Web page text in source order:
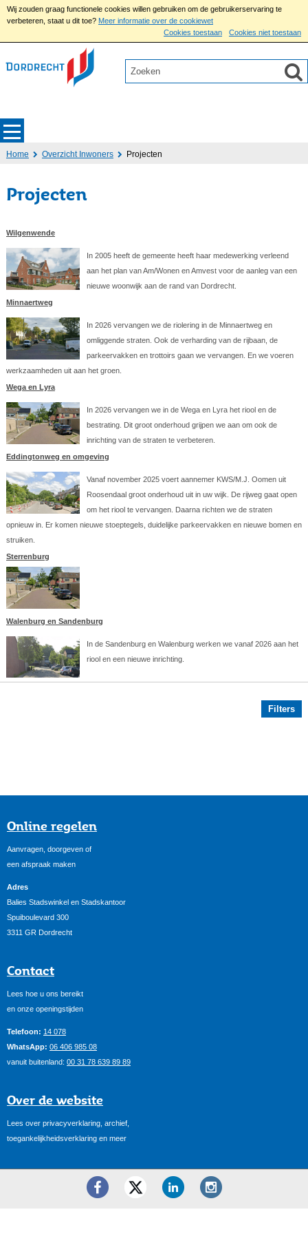
Wij zouden graag functionele cookies willen gebruiken om de gebruikerservaring te
verbeteren, staat u dit toe? Meer informatie over de cookiewet
Cookies toestaan
Cookies niet toestaan
Home Overzicht Inwoners Projecten
Projecten
Wilgenwende
In 2005 heeft de gemeente heeft haar medewerking verleend
aan het plan van Am/Wonen en Amvest voor de aanleg van een
nieuwe woonwijk aan de rand van Dordrecht.
Minnaertweg
In 2026 vervangen we de riolering in de Minnaertweg en
omliggende straten. Ook de verharding van de rijbaan, de
parkeervakken en trottoirs gaan we vervangen. En we voeren
werkzaamheden uit aan het groen.
Wega en Lyra
In 2026 vervangen we in de Wega en Lyra het riool en de
bestrating. Dit groot onderhoud grijpen we aan om ook de
inrichting van de straten te verbeteren.
Eddingtonweg en omgeving
Vanaf november 2025 voert aannemer KWS/M.J. Oomen uit
Roosendaal groot onderhoud uit in uw wijk. De rijweg gaat open
om het riool te vervangen. Daarna richten we de straten
opnieuw in. Er komen nieuwe stoeptegels, duidelijke parkeervakken en nieuwe bomen en
struiken.
Sterrenburg
Walenburg en Sandenburg
In de Sandenburg en Walenburg werken we vanaf 2026 aan het
riool en een nieuwe inrichting.
Filters
Online regelen
Aanvragen, doorgeven of
een afspraak maken
Adres
Balies Stadswinkel en Stadskantoor
Spuiboulevard 300
3311 GR Dordrecht
Contact
Lees hoe u ons bereikt
en onze openingstijden
Telefoon: 14 078
WhatsApp: 06 406 985 08
vanuit buitenland: 00 31 78 639 89 89
Over de website
Lees over privacyverklaring, archief,
toegankelijkheidsverklaring en meer